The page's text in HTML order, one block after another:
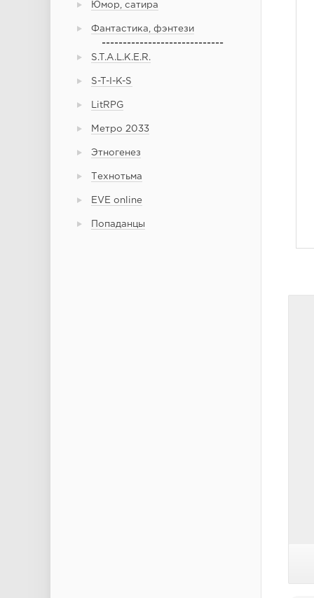
Юмор, сатира
Фантастика, фэнтези
-----------------------------
S.T.A.L.K.E.R.
S-T-I-K-S
LitRPG
Метро 2033
Этногенез
Технотьма
EVE online
Попаданцы